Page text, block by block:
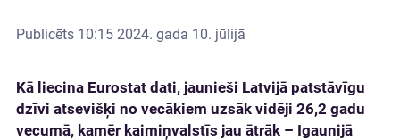
Publicēts 10:15 2024. gada 10. jūlijā
Kā liecina Eurostat dati, jaunieši Latvijā patstāvīgu
dzīvi atsevišķi no vecākiem uzsāk vidēji 26,2 gadu
vecumā, kamēr kaimiņvalstīs jau ātrāk – Igaunijā